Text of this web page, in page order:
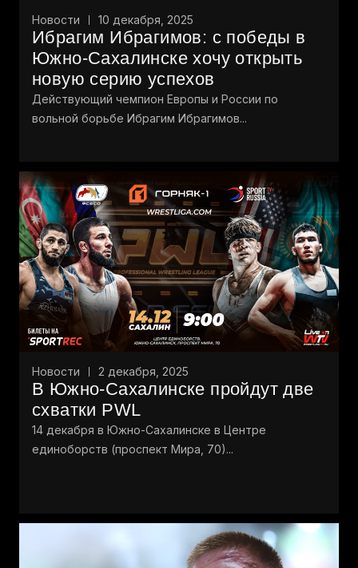
Новости 10 декабря, 2025
Ибрагим Ибрагимов: с победы в
Южно-Сахалинске хочу открыть
новую серию успехов
Действующий чемпион Европы и России по
вольной борьбе Ибрагим Ибрагимов...
Новости 2 декабря, 2025
В Южно-Сахалинске пройдут две
схватки PWL
14 декабря в Южно-Сахалинске в Центре
единоборств (проспект Мира, 70)...